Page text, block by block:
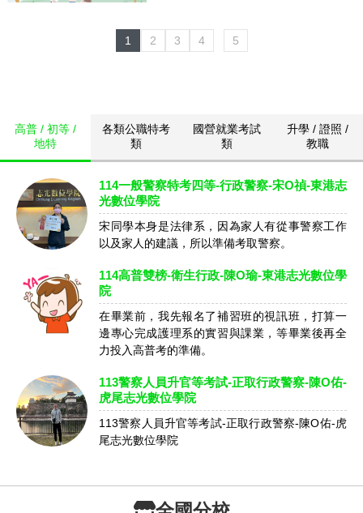
1 2 3 4 5
高普 / 初等 /
地特
各類公職特考
類
國營就業考試
類
升學 / 證照 /
教職
114一般警察特考四等-行政警察-宋O禎-東港志
光數位學院
宋同學本身是法律系，因為家人有從事警察工作
以及家人的建議，所以準備考取警察。
114高普雙榜-衛生行政-陳O瑜-東港志光數位學
院
在畢業前，我先報名了補習班的視訊班，打算一
邊專心完成護理系的實習與課業，等畢業後再全
力投入高普考的準備。
113警察人員升官等考試-正取行政警察-陳O佑-
虎尾志光數位學院
113警察人員升官等考試-正取行政警察-陳O佑-虎
尾志光數位學院